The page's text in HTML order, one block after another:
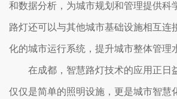
和数据分析，为城市规划和管理提供科
路灯还可以与其他城市基础设施相互连
化的城市运行系统，提升城市整体管理
在成都，智慧路灯技术的应用正日
仅仅是简单的照明设施，更是城市智慧